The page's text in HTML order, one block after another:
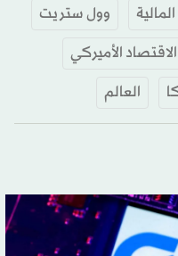
وول ستريت
الاقتصاد الأميركي
العالم